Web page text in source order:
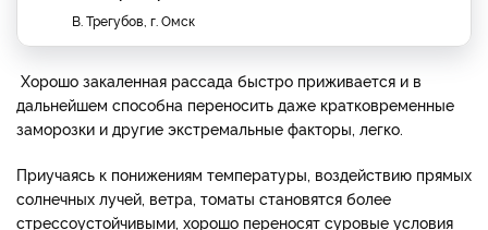
В. Трегубов, г. Омск
Хорошо закаленная рассада быстро приживается и в
дальнейшем способна переносить даже кратковременные
заморозки и другие экстремальные факторы, легко.
Приучаясь к понижениям температуры, воздействию прямых
солнечных лучей, ветра, томаты становятся более
стрессоустойчивыми, хорошо переносят суровые условия